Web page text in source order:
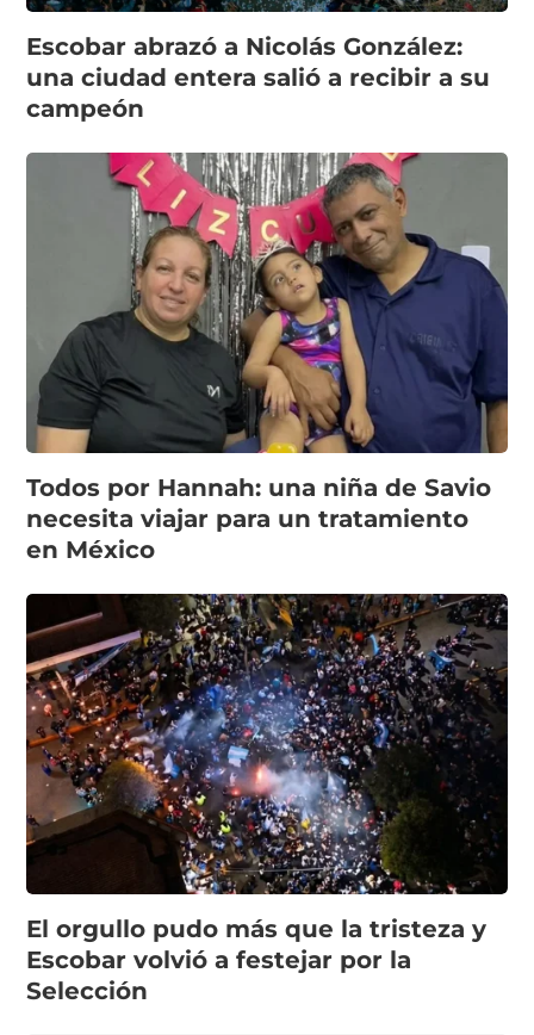
Escobar abrazó a Nicolás González:
una ciudad entera salió a recibir a su
campeón
Todos por Hannah: una niña de Savio
necesita viajar para un tratamiento
en México
El orgullo pudo más que la tristeza y
Escobar volvió a festejar por la
Selección